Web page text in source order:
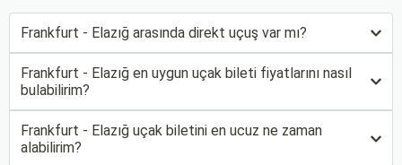
Frankfurt - Elazığ arasında direkt uçuş var mı?
Frankfurt - Elazığ en uygun uçak bileti fiyatlarını nasıl
bulabilirim?
Frankfurt - Elazığ uçak biletini en ucuz ne zaman
alabilirim?